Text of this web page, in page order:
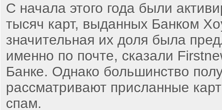
С начала этого года были
тысяч карт, выданных Банком
значительная их доля была
именно по почте, сказали
Банке. Однако большинство
рассматривают присланные
спам.